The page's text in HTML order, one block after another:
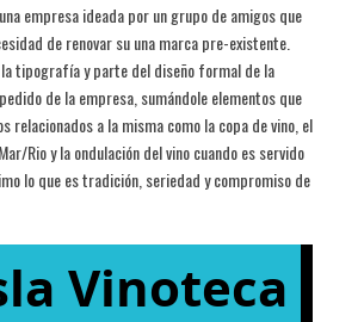
empresa ideada por un grupo de amigos que
de renovar su una marca pre-existente.
tipografía y parte del diseño formal de la
de la empresa, sumándole elementos que
relacionados a la misma como la copa de vino, el
Rio y la ondulación del vino cuando es servido
lo que es tradición, seriedad y compromiso de
Vinoteca